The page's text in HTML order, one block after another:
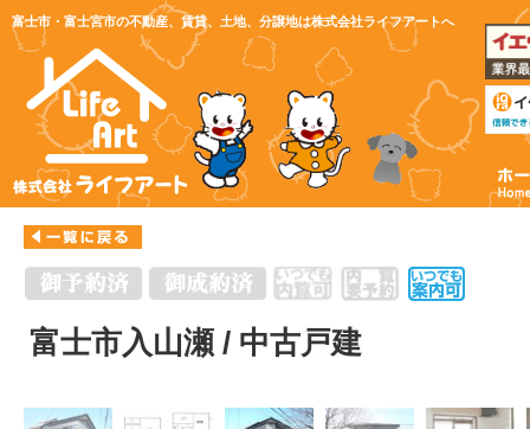
富士市・富士宮市の不動産、賃貸、土地、分譲地は株式会社ライフアートへ
富士市入山瀬 / 中古戸建